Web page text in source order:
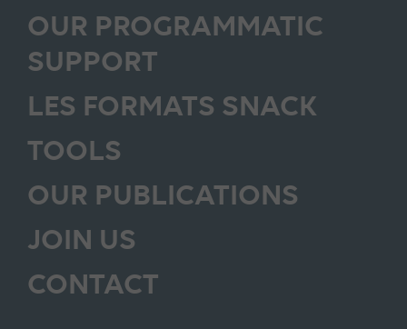
OUR PROGRAMMATIC
SUPPORT
LES FORMATS SNACK
TOOLS
OUR PUBLICATIONS
JOIN US
CONTACT